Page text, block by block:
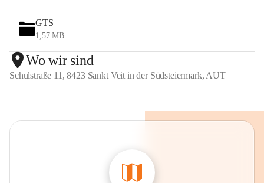
GTS
1,57 MB
Wo wir sind
Schulstraße 11, 8423 Sankt Veit in der Südsteiermark, AUT